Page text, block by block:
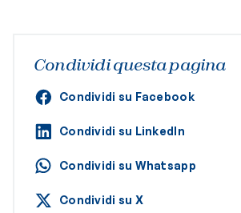
Condividi questa pagina
Condividi su Facebook
Condividi su LinkedIn
Condividi su Whatsapp
Condividi su X